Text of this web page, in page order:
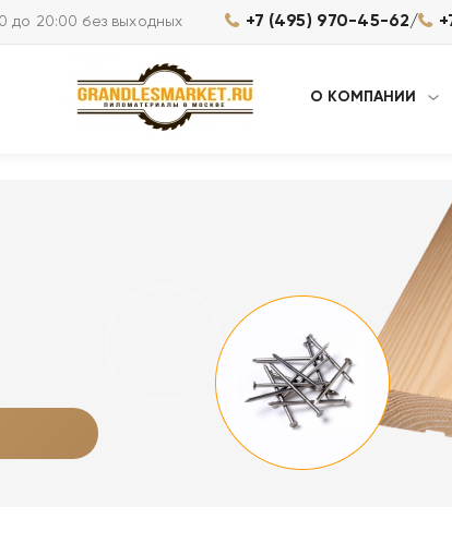
до 20:00 без выходных +7 (495) 970-45-62/
О КОМПАНИИ